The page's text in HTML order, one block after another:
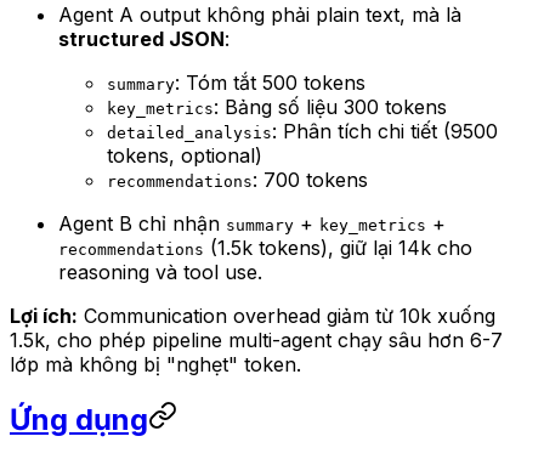
Agent A output không phải plain text, mà là
structured JSON:
summary: Tóm tắt 500 tokens
key_metrics: Bảng số liệu 300 tokens
detailed_analysis: Phân tích chi tiết (9500
tokens, optional)
recommendations: 700 tokens
Agent B chỉ nhận summary + key_metrics +
recommendations (1.5k tokens), giữ lại 14k cho
reasoning và tool use.
Lợi ích: Communication overhead giảm từ 10k xuống
1.5k, cho phép pipeline multi-agent chạy sâu hơn 6-7
lớp mà không bị "nghẹt" token.
Ứng dụng